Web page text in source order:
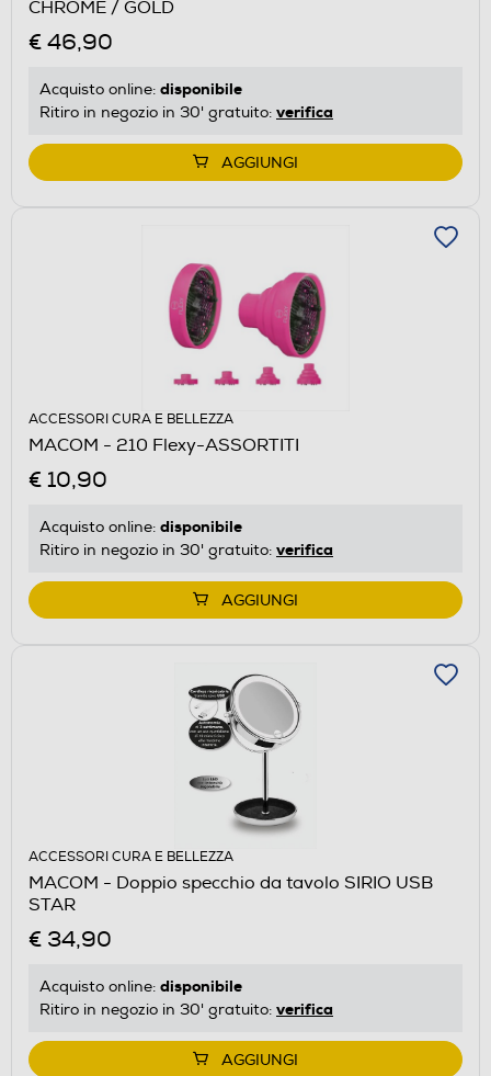
CHROME / GOLD
€ 46,90
Acquisto online: disponibile
Ritiro in negozio in 30' gratuito: verifica
AGGIUNGI
ACCESSORI CURA E BELLEZZA
MACOM - 210 Flexy-ASSORTITI
€ 10,90
Acquisto online: disponibile
Ritiro in negozio in 30' gratuito: verifica
AGGIUNGI
ACCESSORI CURA E BELLEZZA
MACOM - Doppio specchio da tavolo SIRIO USB
STAR
€ 34,90
Acquisto online: disponibile
Ritiro in negozio in 30' gratuito: verifica
AGGIUNGI